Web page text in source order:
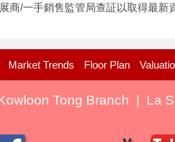
/一手銷售監管局查証以取得最新
Market Trends Floor Plan
Tong Branch | La